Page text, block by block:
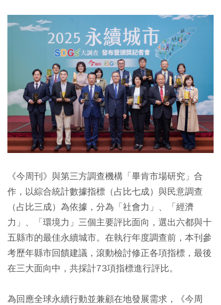
《今周刊》與第三方調查機構「畢肯市場研究」合
作，以綜合統計數據指標（占比七成）與民意調查
（占比三成）為依據，分為「社會力」、「經濟
力」、「環境力」三個主要評比面向，選出六都與十
五縣市的最佳永續城市。在執行年度調查前，本刊參
考歷年縣市回饋建議，滾動檢討修正各項指標，最後
在三大面向中，共採計73項指標進行評比。
為回應全球永續行動並兼顧在地發展需求，《今周